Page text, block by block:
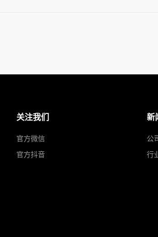
关注我们
官方微信
官方抖音
新
公
行